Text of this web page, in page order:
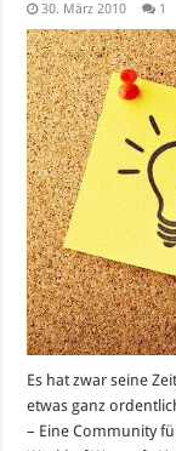
30. März 2010 1
Es hat zwar seine
etwas ganz
– Eine Community